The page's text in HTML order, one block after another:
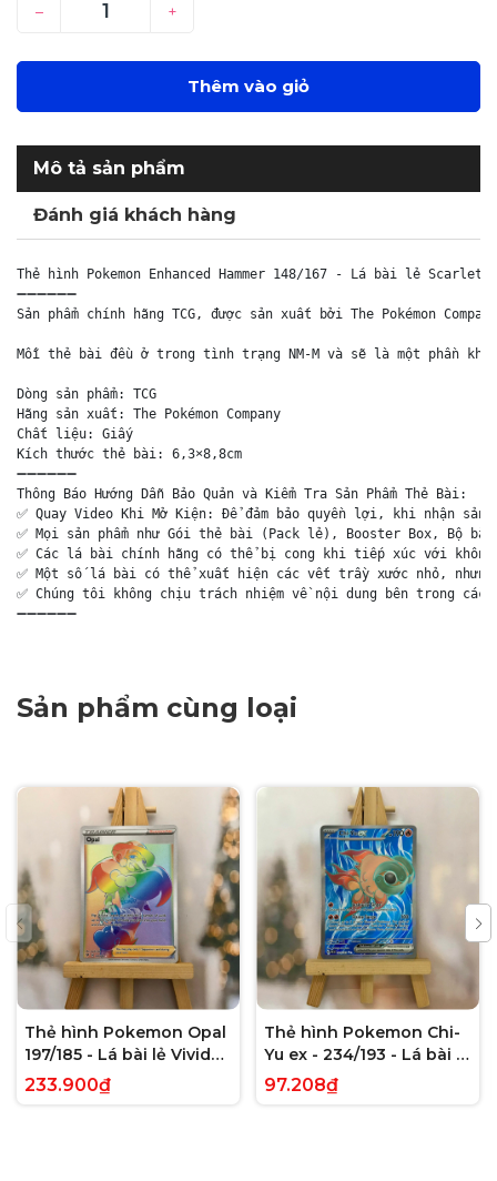
– +
Thêm vào giỏ
Mô tả sản phẩm
Đánh giá khách hàng
Thẻ hình Pokemon Enhanced Hammer 148/167 - Lá bài lẻ
➖➖➖➖➖➖
Sản phẩm chính hãng TCG, được sản xuất bởi The Pokémon
Mỗi thẻ bài đều ở trong tình trạng NM-M và sẽ là một phần
Dòng sản phẩm: TCG
Hãng sản xuất: The Pokémon Company
Chất liệu: Giấy
Kích thước thẻ bài: 6,3×8,8cm
➖➖➖➖➖➖
Thông Báo Hướng Dẫn Bảo Quản và Kiểm Tra Sản Phẩm Thẻ Bài:
✅ Quay Video Khi Mở Kiện: Để đảm bảo quyền lợi, khi nhận
✅ Mọi sản phẩm như Gói thẻ bài (Pack lẻ), Booster Box, Bộ
✅ Các lá bài chính hãng có thể bị cong khi tiếp xúc với
✅ Một số lá bài có thể xuất hiện các vết trầy xước nhỏ,
✅ Chúng tôi không chịu trách nhiệm về nội dung bên trong
➖➖➖➖➖➖
Sản phẩm cùng loại
Thẻ hình Pokemon Opal
197/185 - Lá bài lẻ Vivid
Voltage Hyper Rare tiếng
Anh chính hãng
233.900₫
Thẻ hình Pokemon Chi-
Yu ex - 234/193 - Lá bài lẻ
Paldea Evolved Full Art
Secret Rare tiếng Anh
97.208₫